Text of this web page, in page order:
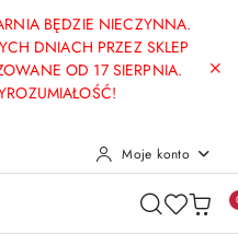
BĘDZIE NIECZYNNA.
DNIACH PRZEZ SKLEP
OD 17 SIERPNIA.
Moje konto